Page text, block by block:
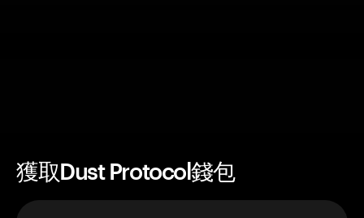
獲取Dust Protocol錢包